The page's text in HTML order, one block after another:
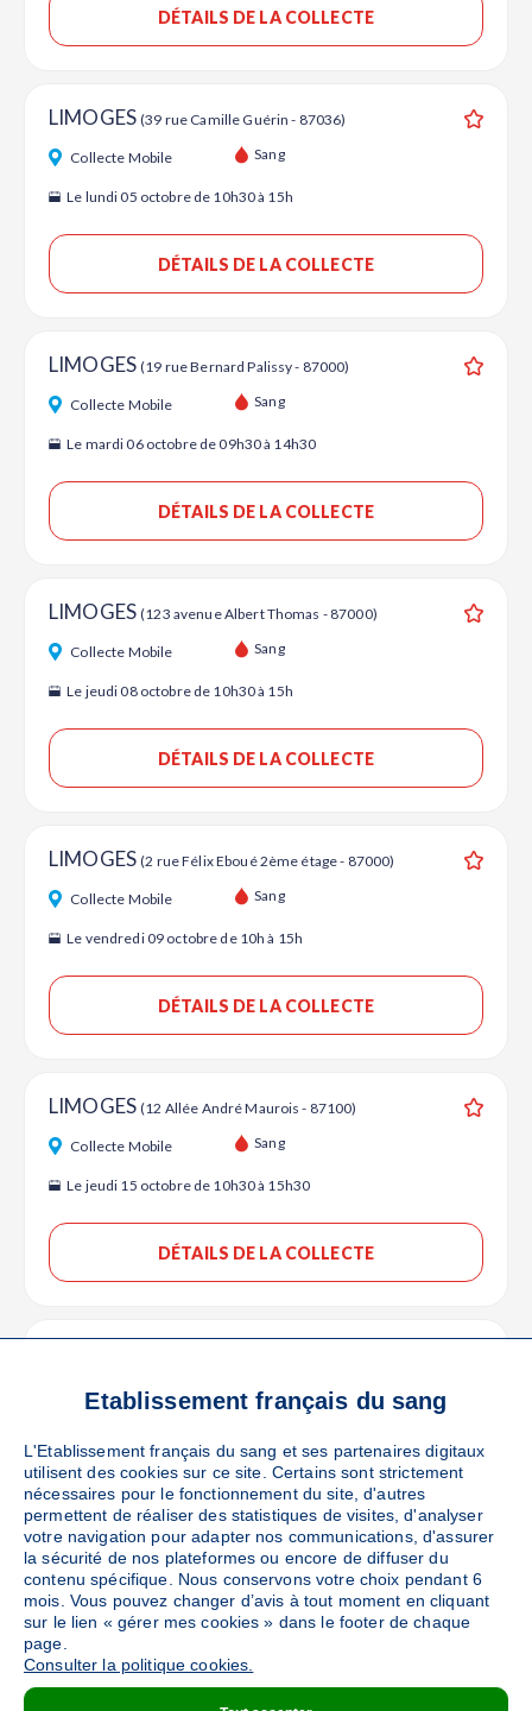
DÉTAILS DE LA COLLECTE
LIMOGES(39 rue Camille Guérin - 87036)
Collecte Mobile Sang
Le lundi 05 octobre de 10h30 à 15h
DÉTAILS DE LA COLLECTE
LIMOGES(19 rue Bernard Palissy - 87000)
Collecte Mobile Sang
Le mardi 06 octobre de 09h30 à 14h30
DÉTAILS DE LA COLLECTE
LIMOGES(123 avenue Albert Thomas - 87000)
Collecte Mobile Sang
Le jeudi 08 octobre de 10h30 à 15h
DÉTAILS DE LA COLLECTE
LIMOGES(2 rue Félix Eboué 2ème étage - 87000)
Collecte Mobile Sang
Le vendredi 09 octobre de 10h à 15h
DÉTAILS DE LA COLLECTE
LIMOGES(12 Allée André Maurois - 87100)
Collecte Mobile Sang
Le jeudi 15 octobre de 10h30 à 15h30
DÉTAILS DE LA COLLECTE
Collecte Mobile Sang
DÉTAILS DE LA COLLECTE
LIMOGES(20 Rue Pierre Boulez - 87000)
Le lundi 02 novembre de 10h30 à 14h30
Etablissement français du sang
L'Etablissement français du sang et ses partenaires digitaux
utilisent des cookies sur ce site. Certains sont strictement
nécessaires pour le fonctionnement du site, d'autres
permettent de réaliser des statistiques de visites, d'analyser
votre navigation pour adapter nos communications, d'assurer
la sécurité de nos plateformes ou encore de diffuser du
contenu spécifique. Nous conservons votre choix pendant 6
mois. Vous pouvez changer d’avis à tout moment en cliquant
sur le lien « gérer mes cookies » dans le footer de chaque
page.
Consulter la politique cookies.